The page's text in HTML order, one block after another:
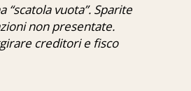
“scatola vuota”. Sparite
non presentate.
creditori e fisco